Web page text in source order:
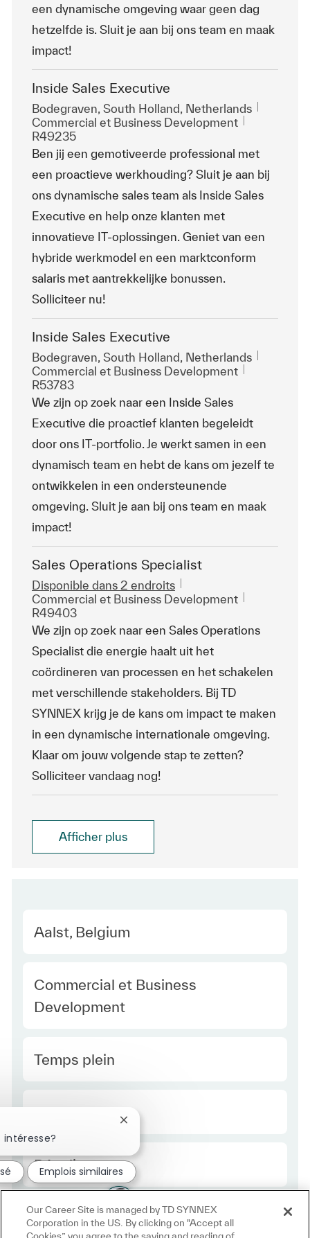
een dynamische omgeving waar geen dag
hetzelfde is. Sluit je aan bij ons team en maak
impact!
Inside Sales Executive
Emplacement
Bodegraven, South Holland, Netherlands
Catégorie
Commercial et Business Development
R49235
Ben jij een gemotiveerde professional met
een proactieve werkhouding? Sluit je aan bij
ons dynamische sales team als Inside Sales
Executive en help onze klanten met
innovatieve IT-oplossingen. Geniet van een
hybride werkmodel en een marktconform
salaris met aantrekkelijke bonussen.
Solliciteer nu!
Inside Sales Executive
Emplacement
Bodegraven, South Holland, Netherlands
Catégorie
Commercial et Business Development
R53783
We zijn op zoek naar een Inside Sales
Executive die proactief klanten begeleidt
door ons IT-portfolio. Je werkt samen in een
dynamisch team en hebt de kans om jezelf te
ontwikkelen in een ondersteunende
omgeving. Sluit je aan bij ons team en maak
impact!
Sales Operations Specialist
Disponible dans 2 endroits
Catégorie
Commercial et Business Development
R49403
We zijn op zoek naar een Sales Operations
Specialist die energie haalt uit het
coördineren van processen en het schakelen
met verschillende stakeholders. Bij TD
SYNNEX krijg je de kans om impact te maken
in een dynamische internationale omgeving.
Klaar om jouw volgende stap te zetten?
Solliciteer vandaag nog!
Afficher plus
Location
Aalst, Belgium
Category
Commercial et Business
Development
Type Europe
Temps plein
Employee Type Europe
Régulier
Fermer la notification du chatbot
Emplois similaires
Our Career Site is managed by TD SYNNEX
Corporation in the US. By clicking on "Accept all